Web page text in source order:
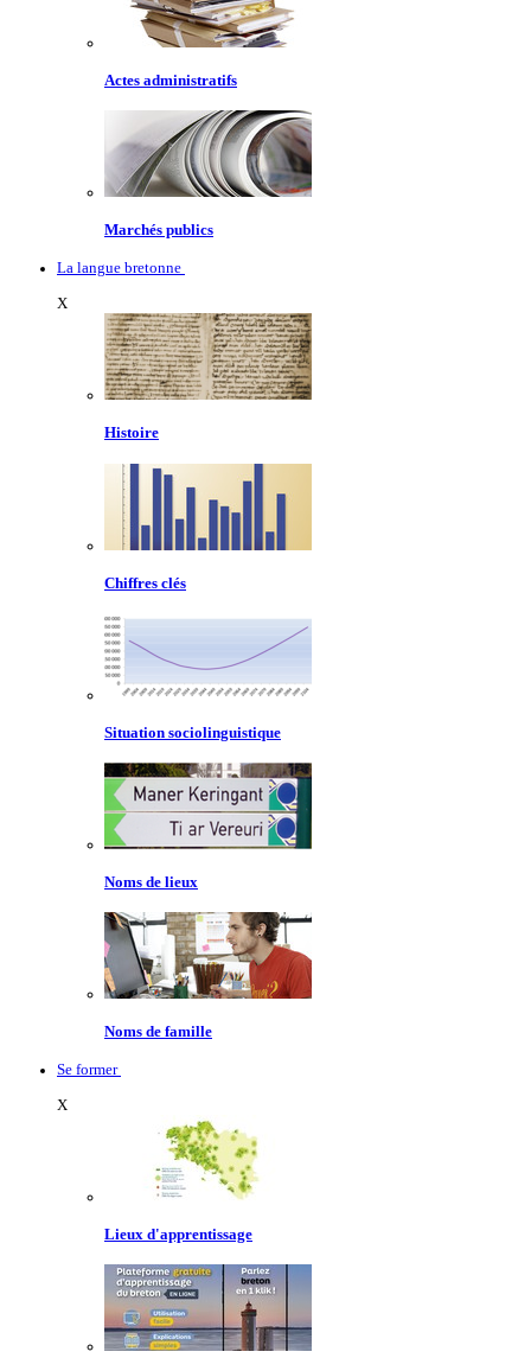
Actes administratifs
Marchés publics
La langue bretonne
X
Histoire
Chiffres clés
Situation sociolinguistique
Noms de lieux
Noms de famille
Se former
X
Lieux d'apprentissage